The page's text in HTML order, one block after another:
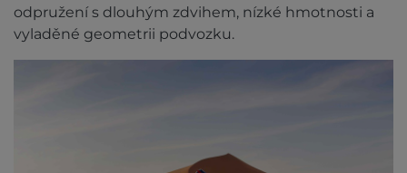
odpružení s dlouhým zdvihem, nízké hmotnosti a
vyladěné geometrii podvozku.